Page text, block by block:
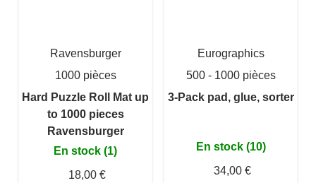
Ravensburger
1000 pièces
Hard Puzzle Roll Mat up
to 1000 pieces
Ravensburger
En stock (1)
18,00 €
Eurographics
500 - 1000 pièces
3-Pack pad, glue, sorter
En stock (10)
34,00 €